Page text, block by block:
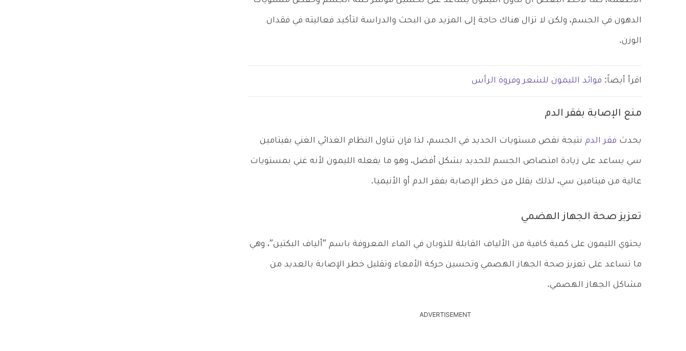
الدهون في الجسم، ولكن لا تزال هناك حاجة إلى المزيد من البحث والدراسة لتأكيد فعاليته في فقدان
الوزن.
اقرأ أيضاً: فوائد الليمون للشعر وفروة الرأس
منع الإصابة بفقر الدم
يحدث فقر الدم نتيجة نقص مستويات الحديد في الجسم، لذا فإن تناول النظام الغذائي الغني بفيتامين
سي يساعد على زيادة امتصاص الجسم للحديد بشكل أفضل، وهو ما يفعله الليمون لأنه غني بمستويات
عالية من فيتامين سي، لذلك يقلل من خطر الإصابة بفقر الدم أو الأنيميا.
تعزيز صحة الجهاز الهضمي
يحتوي الليمون على كمية كافية من الألياف القابلة للذوبان في الماء المعروفة باسم “ألياف البكتين”، وهي
ما تساعد على تعزيز صحة الجهاز الهصمي وتحسين حركة الأمعاء وتقليل خطر الإصابة بالعديد من
مشاكل الجهاز الهصمي.
ADVERTISEMENT